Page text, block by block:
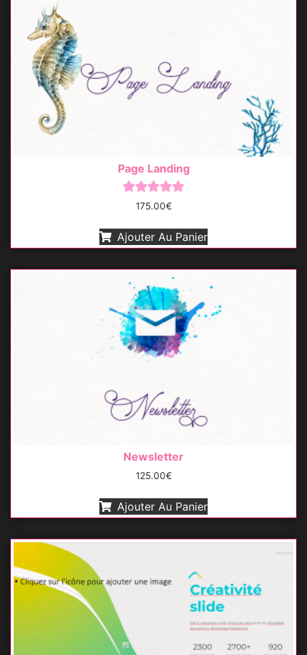
Page Landing
Note
175.00€
Ajouter Au Panier
Newsletter
125.00€
Ajouter Au Panier